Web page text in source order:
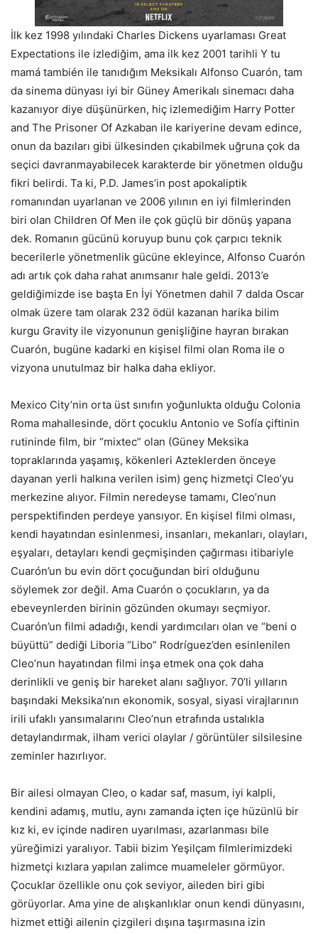
İlk kez 1998 yılındaki Charles Dickens uyarlaması Great
Expectations ile izlediğim, ama ilk kez 2001 tarihli Y tu
mamá también ile tanıdığım Meksikalı Alfonso Cuarón, tam
da sinema dünyası iyi bir Güney Amerikalı sinemacı daha
kazanıyor diye düşünürken, hiç izlemediğim Harry Potter
and The Prisoner Of Azkaban ile kariyerine devam edince,
onun da bazıları gibi ülkesinden çıkabilmek uğruna çok da
seçici davranmayabilecek karakterde bir yönetmen olduğu
fikri belirdi. Ta ki, P.D. James’in post apokaliptik
romanından uyarlanan ve 2006 yılının en iyi filmlerinden
biri olan Children Of Men ile çok güçlü bir dönüş yapana
dek. Romanın gücünü koruyup bunu çok çarpıcı teknik
becerilerle yönetmenlik gücüne ekleyince, Alfonso Cuarón
adı artık çok daha rahat anımsanır hale geldi. 2013’e
geldiğimizde ise başta En İyi Yönetmen dahil 7 dalda Oscar
olmak üzere tam olarak 232 ödül kazanan harika bilim
kurgu Gravity ile vizyonunun genişliğine hayran bırakan
Cuarón, bugüne kadarki en kişisel filmi olan Roma ile o
vizyona unutulmaz bir halka daha ekliyor.
Mexico City’nin orta üst sınıfın yoğunlukta olduğu Colonia
Roma mahallesinde, dört çocuklu Antonio ve Sofía çiftinin
rutininde film, bir “mixtec” olan (Güney Meksika
topraklarında yaşamış, kökenleri Azteklerden önceye
dayanan yerli halkına verilen isim) genç hizmetçi Cleo’yu
merkezine alıyor. Filmin neredeyse tamamı, Cleo’nun
perspektifinden perdeye yansıyor. En kişisel filmi olması,
kendi hayatından esinlenmesi, insanları, mekanları, olayları,
eşyaları, detayları kendi geçmişinden çağırması itibariyle
Cuarón’un bu evin dört çocuğundan biri olduğunu
söylemek zor değil. Ama Cuarón o çocukların, ya da
ebeveynlerden birinin gözünden okumayı seçmiyor.
Cuarón’un filmi adadığı, kendi yardımcıları olan ve “beni o
büyüttü” dediği Liboria “Libo” Rodríguez’den esinlenilen
Cleo’nun hayatından filmi inşa etmek ona çok daha
derinlikli ve geniş bir hareket alanı sağlıyor. 70’li yılların
başındaki Meksika’nın ekonomik, sosyal, siyasi virajlarının
irili ufaklı yansımalarını Cleo’nun etrafında ustalıkla
detaylandırmak, ilham verici olaylar / görüntüler silsilesine
zeminler hazırlıyor.
Bir ailesi olmayan Cleo, o kadar saf, masum, iyi kalpli,
kendini adamış, mutlu, aynı zamanda içten içe hüzünlü bir
kız ki, ev içinde nadiren uyarılması, azarlanması bile
yüreğimizi yaralıyor. Tabii bizim Yeşilçam filmlerimizdeki
hizmetçi kızlara yapılan zalimce muameleler görmüyor.
Çocuklar özellikle onu çok seviyor, aileden biri gibi
görüyorlar. Ama yine de alışkanlıklar onun kendi dünyasını,
hizmet ettiği ailenin çizgileri dışına taşırmasına izin